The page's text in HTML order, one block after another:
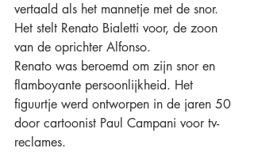
vertaald als het mannetje met de snor.
Het stelt Renato Bialetti voor, de zoon
van de oprichter Alfonso.
Renato was beroemd om zijn snor en
flamboyante persoonlijkheid. Het
figuurtje werd ontworpen in de jaren 50
door cartoonist Paul Campani voor tv-
reclames.